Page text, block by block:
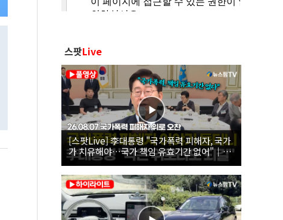
스팟Live
[스팟Live] 李대통령 "국가폭력 피해자, 국가
가 치유해야…국가 책임 유효기간 없어"｜
26.08.07 국가폭력 피해자 위로 오찬